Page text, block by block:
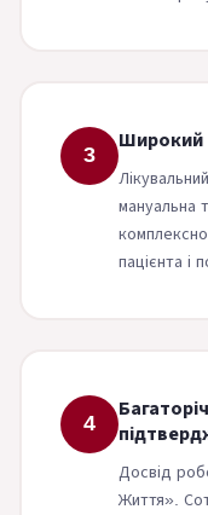
3
Широкий
мануальна
пацієнта і
4
Досвід
Життя».